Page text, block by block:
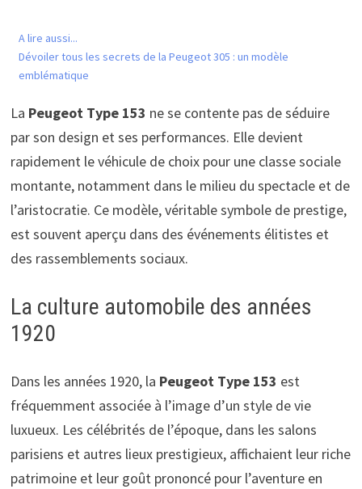
A lire aussi...
Dévoiler tous les secrets de la Peugeot 305 : un modèle
emblématique
La Peugeot Type 153 ne se contente pas de séduire
par son design et ses performances. Elle devient
rapidement le véhicule de choix pour une classe sociale
montante, notamment dans le milieu du spectacle et de
l’aristocratie. Ce modèle, véritable symbole de prestige,
est souvent aperçu dans des événements élitistes et
des rassemblements sociaux.
La culture automobile des années
1920
Dans les années 1920, la Peugeot Type 153 est
fréquemment associée à l’image d’un style de vie
luxueux. Les célébrités de l’époque, dans les salons
parisiens et autres lieux prestigieux, affichaient leur riche
patrimoine et leur goût prononcé pour l’aventure en